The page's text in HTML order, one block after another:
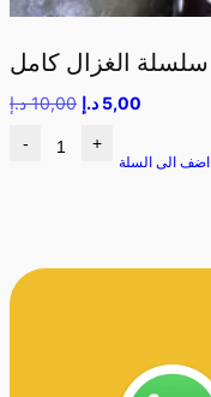
سلسلة الغزال كامل
10,00 د.إ 5,00 د.إ
- +
اضف الى السلة